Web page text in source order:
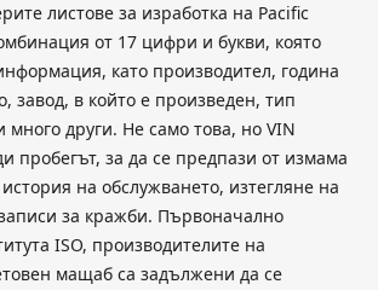
листове за изработка на Pacific
от 17 цифри и букви, която
като производител, година
завод, в който е произведен, тип
много други. Не само това, но VIN
пробегът, за да се предпази от измама
на обслужването, изтегляне на
за кражби. Първоначално
ISO, производителите на
мащаб са задължени да се